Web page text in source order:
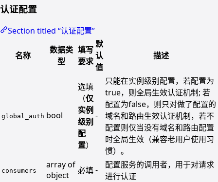
认证配置
Section titled “认证配置”
名称
数据类
型
填写
要求
默
认
值
描述
global_auth bool
选填
（仅
实例
级别
配
置）
-
只能在实例级别配置，若配置为
true，则全局生效认证机制; 若
配置为false，则只对做了配置的
域名和路由生效认证机制，若不
配置则仅当没有域名和路由配置
时全局生效（兼容老用户使用习
惯）。
consumers
array of
object
必填-
配置服务的调用者，用于对请求
进行认证